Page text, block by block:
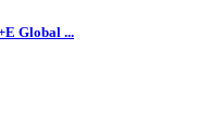
Global ...